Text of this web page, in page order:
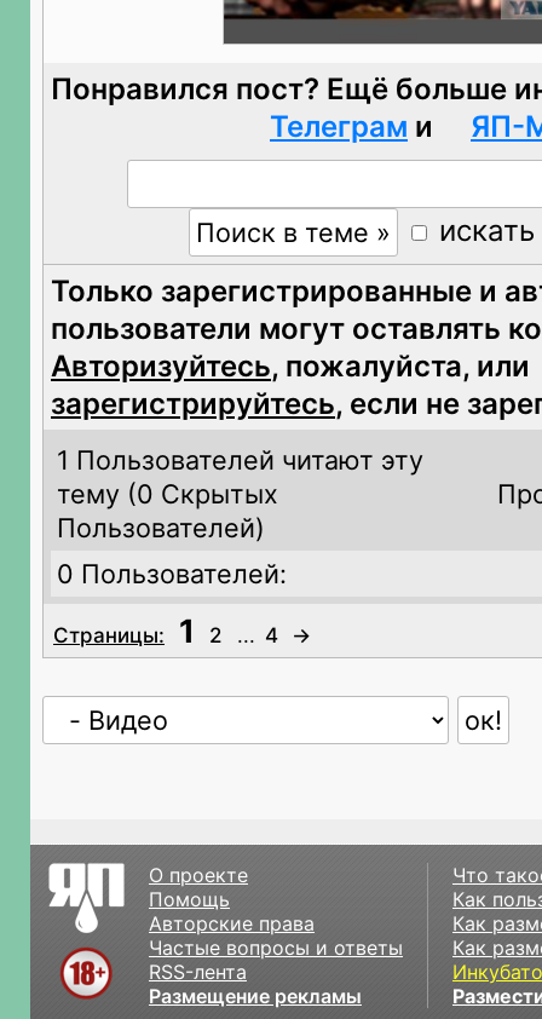
Понравился пост? Ещё больше
Телеграм и ЯП-
Только зарегистрированные и
пользователи могут оставлять
Авторизуйтесь, пожалуйста, или
зарегистрируйтесь, если не
1 Пользователей читают эту
тему (0 Скрытых
Пользователей)
0 Пользователей:
Страницы: 1 2 ... 4 →
О проекте
Помощь
Авторские права
Частые вопросы и ответы
RSS-лента
Размещение рекламы
Что
Как
Как
Как